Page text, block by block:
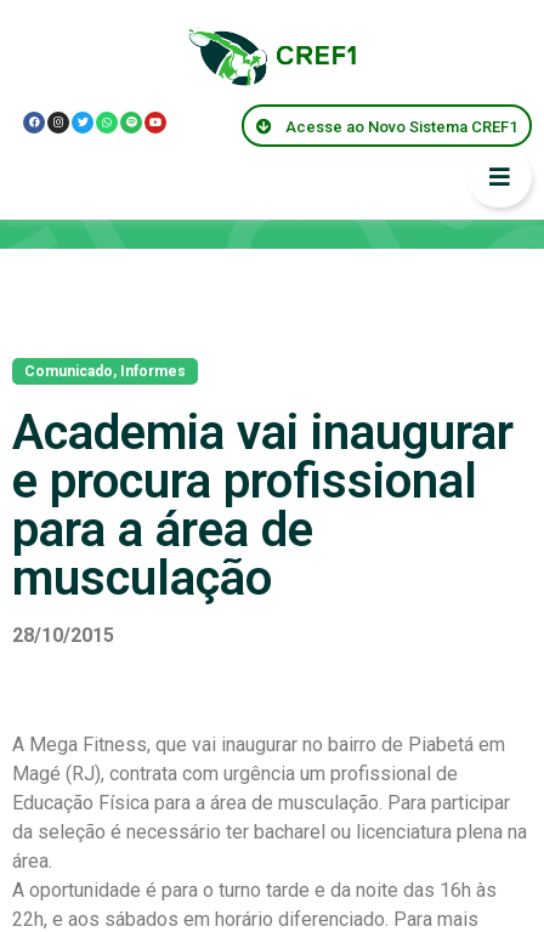
Acesse ao Novo Sistema CREF1
Comunicado, Informes
Academia vai inaugurar
e procura profissional
para a área de
musculação
28/10/2015
A Mega Fitness, que vai inaugurar no bairro de Piabetá em
Magé (RJ), contrata com urgência um profissional de
Educação Física para a área de musculação. Para participar
da seleção é necessário ter bacharel ou licenciatura plena na
área.
A oportunidade é para o turno tarde e da noite das 16h às
22h, e aos sábados em horário diferenciado. Para mais